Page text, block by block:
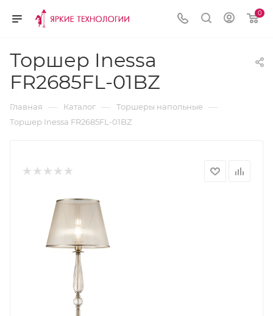
0
Торшер Inessa
FR2685FL-01BZ
Главная — Каталог — Торшеры напольные —
Торшер Inessa FR2685FL-01BZ